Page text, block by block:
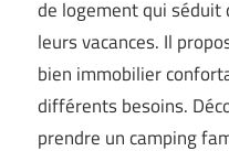
de logement qui
leurs vacances. Il
bien immobilier
différents besoins.
prendre un camping